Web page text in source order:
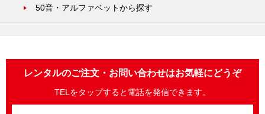
50音・アルファベットから探す
レンタルのご注文・お問い合わせはお気軽にどうぞ
TELをタップすると電話を発信できます。